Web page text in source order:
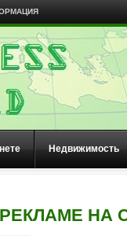
Недвижимость
НА